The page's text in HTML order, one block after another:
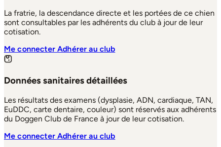
La fratrie, la descendance directe et les portées de ce chien
sont consultables par les adhérents du club à jour de leur
cotisation.
Me connecterAdhérer au club
Données sanitaires détaillées
Les résultats des examens (dysplasie, ADN, cardiaque, TAN,
EuDDC, carte dentaire, couleur) sont réservés aux adhérents
du Doggen Club de France à jour de leur cotisation.
Me connecterAdhérer au club